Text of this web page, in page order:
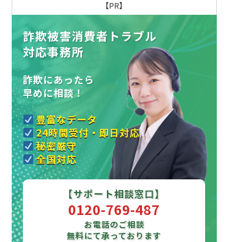
【PR】
詐欺被害消費者トラブル
対応事務所
詐欺にあったら
早めに相談！
豊富なデータ
24時間受付・即日対応
秘密厳守
全国対応
【サポート相談窓口】
0120-769-487
お電話のご相談
無料にて承っております